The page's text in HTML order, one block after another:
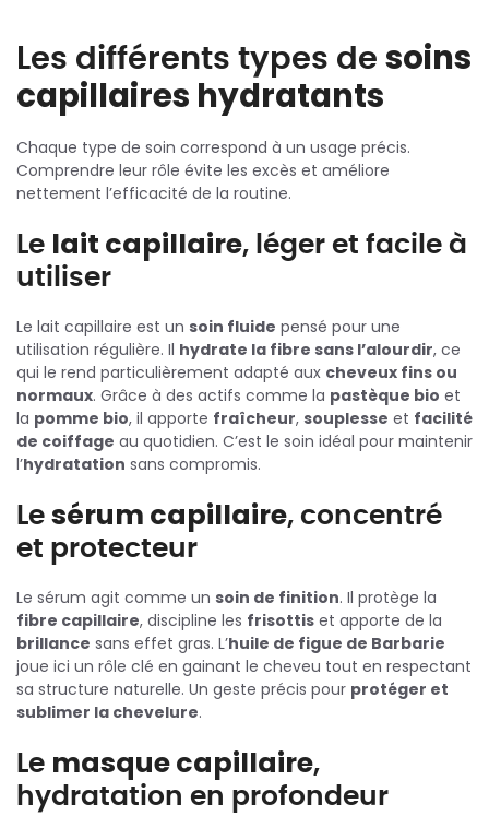
Les différents types desoins
capillaires hydratants
Chaque type de soin correspond à un usage précis.
Comprendre leur rôle évite les excès et améliore
nettement l’efficacité de la routine.
Le lait capillaire, léger et facile à
utiliser
Le lait capillaire est un soin fluide pensé pour une
utilisation régulière. Il hydrate la fibre sans l’alourdir, ce
qui le rend particulièrement adapté aux cheveux fins ou
normaux. Grâce à des actifs comme la pastèque bio et
la pomme bio, il apporte fraîcheur, souplesse et facilité
de coiffage au quotidien. C’est le soin idéal pour maintenir
l’hydratation sans compromis.
Lesérum capillaire, concentré
et protecteur
Le sérum agit comme un soin de finition. Il protège la
fibre capillaire, discipline les frisottis et apporte de la
brillance sans effet gras. L’huile de figue de Barbarie
joue ici un rôle clé en gainant le cheveu tout en respectant
sa structure naturelle. Un geste précis pour protéger et
sublimer la chevelure.
Le masque capillaire,
hydratation en profondeur